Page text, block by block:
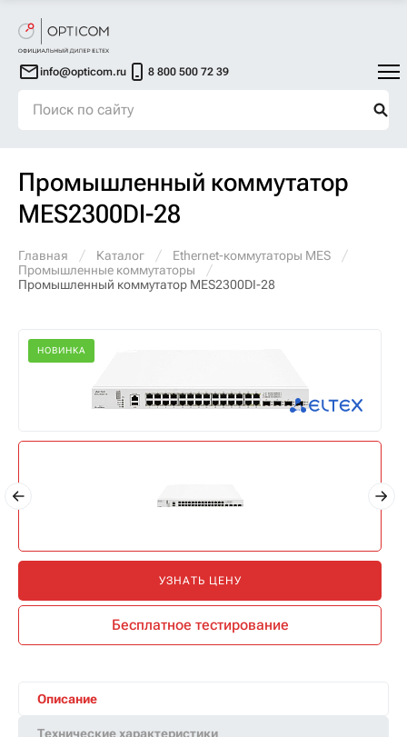
info@opticom.ru 8 800 500 72 39
Промышленный коммутатор
MES2300DI-28
Главная Каталог
Ethernet-коммутаторы MES
Промышленные коммутаторы
Промышленный коммутатор MES2300DI-28
НОВИНКА
УЗНАТЬ ЦЕНУ
Бесплатное тестирование
Описание
Технические характеристики